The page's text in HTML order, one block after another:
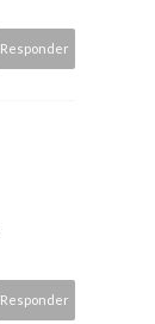
Responder
Responder